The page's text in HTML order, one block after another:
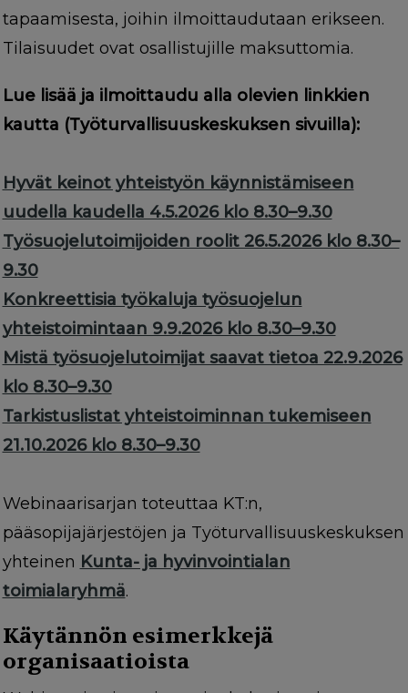
tapaamisesta, joihin ilmoittaudutaan erikseen.
Tilaisuudet ovat osallistujille maksuttomia.
Lue lisää ja ilmoittaudu alla olevien linkkien
kautta (Työturvallisuuskeskuksen sivuilla):
Hyvät keinot yhteistyön käynnistämiseen
uudella kaudella 4.5.2026 klo 8.30–9.30
Työsuojelutoimijoiden roolit 26.5.2026 klo 8.30–
9.30
Konkreettisia työkaluja työsuojelun
yhteistoimintaan 9.9.2026 klo 8.30–9.30
Mistä työsuojelutoimijat saavat tietoa 22.9.2026
klo 8.30–9.30
Tarkistuslistat yhteistoiminnan tukemiseen
21.10.2026 klo 8.30–9.30
Webinaarisarjan toteuttaa KT:n,
pääsopijajärjestöjen ja Työturvallisuuskeskuksen
yhteinen Kunta- ja hyvinvointialan
toimialaryhmä.
Käytännön esimerkkejä
organisaatioista